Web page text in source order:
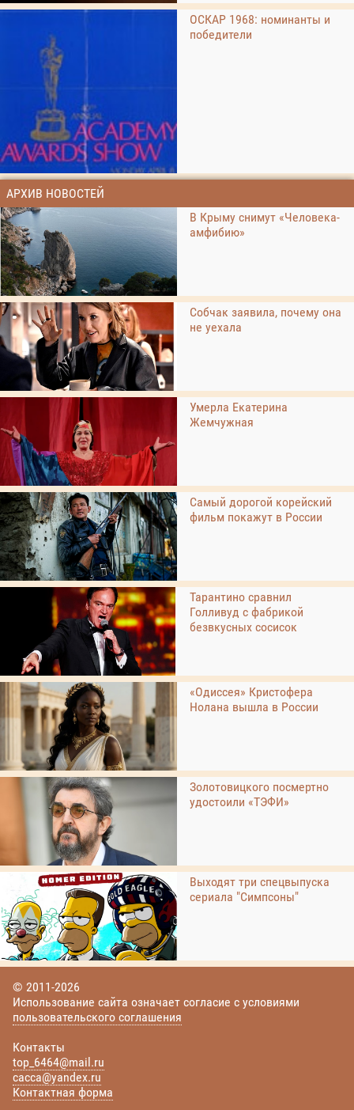
ОСКАР 1968: номинанты и
победители
АРХИВ НОВОСТЕЙ
В Крыму снимут «Человека-
амфибию»
Собчак заявила, почему она
не уехала
Умерла Екатерина
Жемчужная
Самый дорогой корейский
фильм покажут в России
Тарантино сравнил
Голливуд с фабрикой
безвкусных сосисок
«Одиссея» Кристофера
Нолана вышла в России
Золотовицкого посмертно
удостоили «ТЭФИ»
Выходят три спецвыпуска
сериала "Симпсоны"
© 2011-2026
Использование сайта означает согласие с условиями
пользовательского соглашения
Контакты
top_6464@mail.ru
cacca@yandex.ru
Контактная форма